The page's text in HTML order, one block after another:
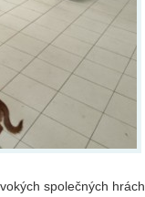
společných hrách.